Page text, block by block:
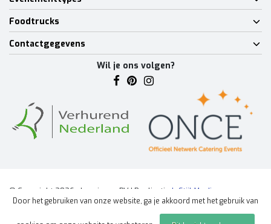
Foodtrucks
Contactgegevens
Wil je ons volgen?
© Copyright 2026 - Lumineux BV | Realisatie
InStijl Media
Algemene voorwaarden|Disclaimer|Privacy Policy|Sitemap |
Door het gebruiken van onze website, ga je akkoord met het gebruik van